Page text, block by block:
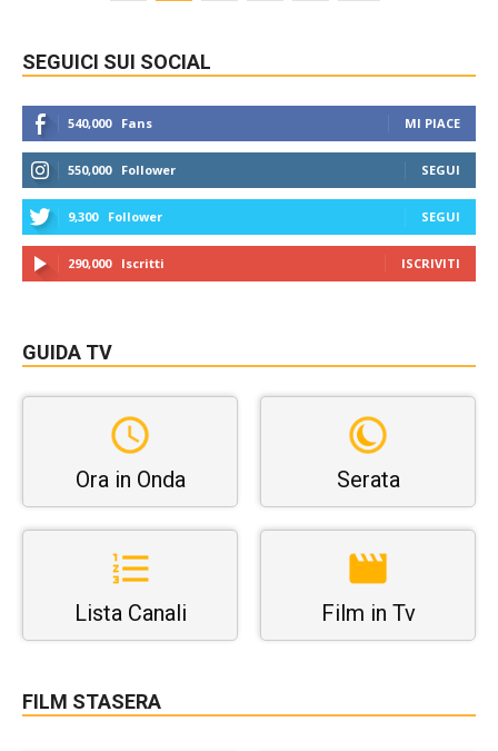
SEGUICI SUI SOCIAL
540,000 Fans MI PIACE
550,000 Follower SEGUI
9,300 Follower SEGUI
290,000 Iscritti ISCRIVITI
GUIDA TV
Ora in Onda Serata
Lista Canali Film in Tv
FILM STASERA